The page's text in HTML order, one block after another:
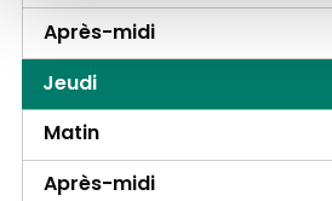
Après-midi
Jeudi
Matin
Après-midi